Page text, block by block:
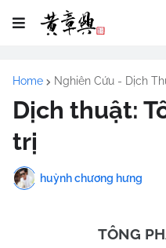
Home Nghiên Cứu - Dịch
Dịch thuật:
trị
huỳnh chương hưng
TÔNG